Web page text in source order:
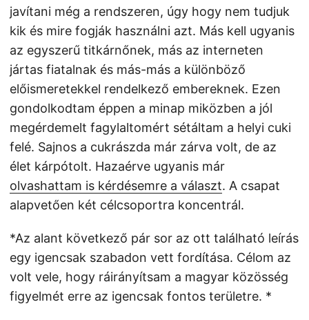
javítani még a rendszeren, úgy hogy nem tudjuk
kik és mire fogják használni azt. Más kell ugyanis
az egyszerű titkárnőnek, más az interneten
jártas fiatalnak és más-más a különböző
előismeretekkel rendelkező embereknek. Ezen
gondolkodtam éppen a minap miközben a jól
megérdemelt fagylaltomért sétáltam a helyi cuki
felé. Sajnos a cukrászda már zárva volt, de az
élet kárpótolt. Hazaérve ugyanis már
olvashattam is kérdésemre a választ. A csapat
alapvetően két célcsoportra koncentrál.
*Az alant következő pár sor az ott található leírás
egy igencsak szabadon vett fordítása. Célom az
volt vele, hogy ráirányítsam a magyar közösség
figyelmét erre az igencsak fontos területre. *